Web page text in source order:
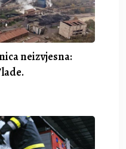
neizvjesna: